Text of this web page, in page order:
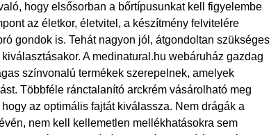
hogy elsősorban a bőrtípusunkat kell figyelembe
az életkor, életvitel, a készítmény felvitelére
gondok is. Tehát nagyon jól, átgondoltan szükséges
A medinatural.hu webáruház gazdag
színvonalú termékek szerepelnek, amelyek
Többféle ránctalanító arckrém vásárolható meg
az optimális fajtát kiválassza. Nem drágák a
nem kell kellemetlen mellékhatásokra sem